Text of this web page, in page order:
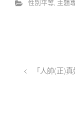
性別平等, 主題
「人帥(正)